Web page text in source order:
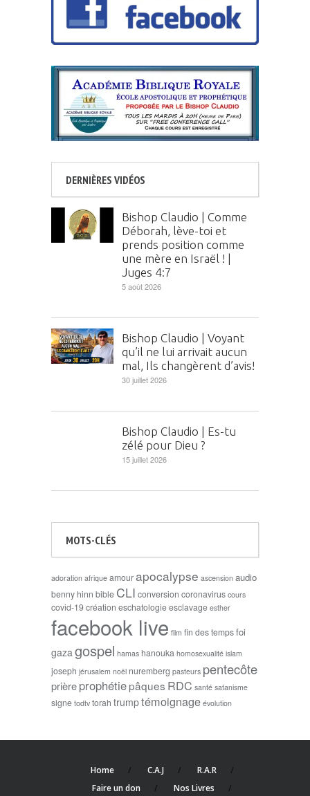
DERNIÈRES VIDÉOS
Bishop Claudio | Comme
Déborah, lève-toi et
prends position comme
une mère en Israël ! |
Juges 4:7
5 août 2026
Bishop Claudio | Voyant
qu’il ne lui arrivait aucun
mal, Ils changèrent d’avis!
30 juillet 2026
Bishop Claudio | Es-tu
zélé pour Dieu ?
15 juillet 2026
MOTS-CLÉS
adoration afrique amourapocalypse ascension audio
benny hinn bible CLI conversion coronavirus cours
covid-19création eschatologieesclavage esther
facebook live film fin des tempsfoi
gazagospel hamas hanouka homosexualité islam
joseph jérusalem noël nuremberg pasteurs pentecôte
prièreprophétiepâques RDC santé satanisme
signe todtv torah trumptémoignage évolution
Home C.A.J
R.A.R
Faire un don
Nos Livres